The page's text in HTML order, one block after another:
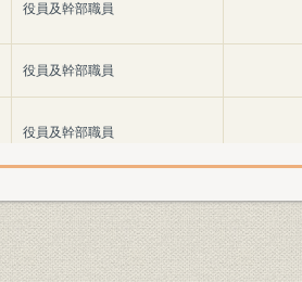
役員及幹部職員
役員及幹部職員
役員及幹部職員
役員及幹部職員
役員及幹部職員